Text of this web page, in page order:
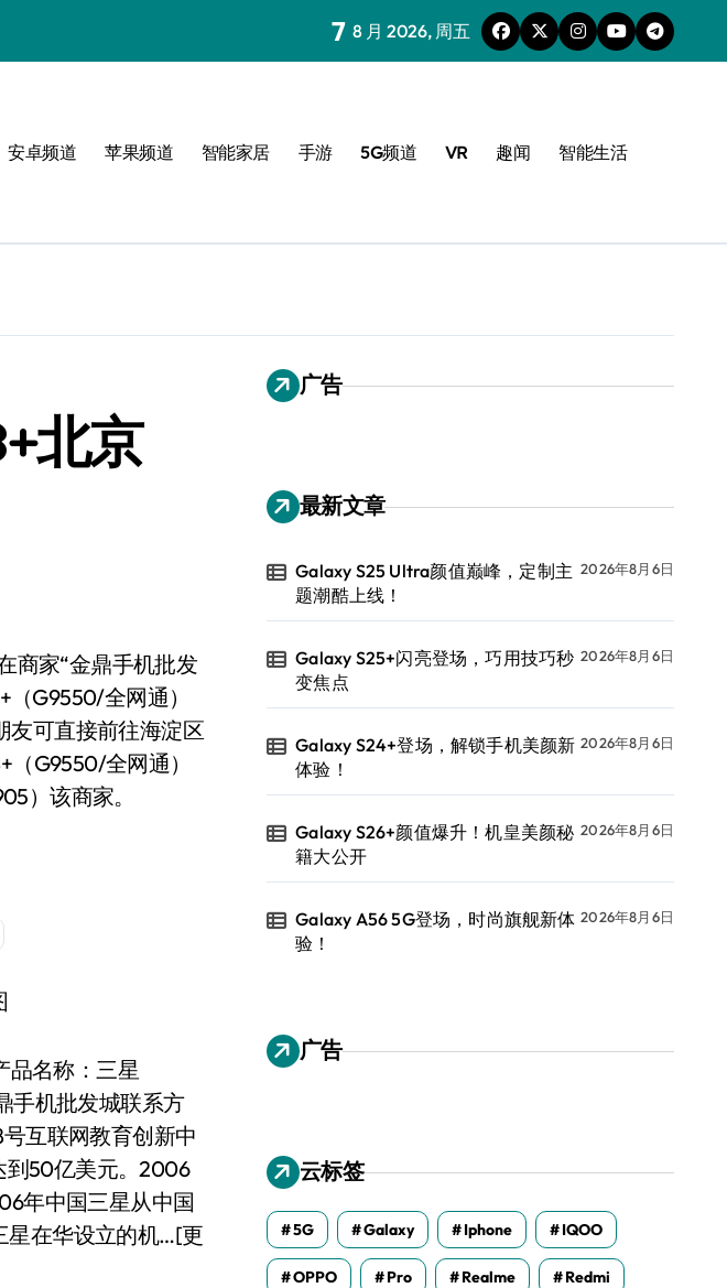
7 8 月 2026, 周五
安卓频道 苹果频道 智能家居 手游 5G频道 VR 趣闻 智能生活
北京
G9550/全网通）
友可直接前往海淀区
（G9550/全网通）
）该商家。
品名称：三星
手机批发城联系方
号互联网教育创新中
到50亿美元。2006
年中国三星从中国
星在华设立的机…[更
广告
最新文章
Galaxy S25 Ultra颜值巅峰，定制主
题潮酷上线！
2026年8月6日
Galaxy S25+闪亮登场，巧用技巧秒
变焦点
2026年8月6日
Galaxy S24+登场，解锁手机美颜新
体验！
2026年8月6日
Galaxy S26+颜值爆升！机皇美颜秘
籍大公开
2026年8月6日
Galaxy A56 5G登场，时尚旗舰新体
验！
2026年8月6日
广告
云标签
5G Galaxy Iphone IQOO
OPPO Pro Realme Redmi